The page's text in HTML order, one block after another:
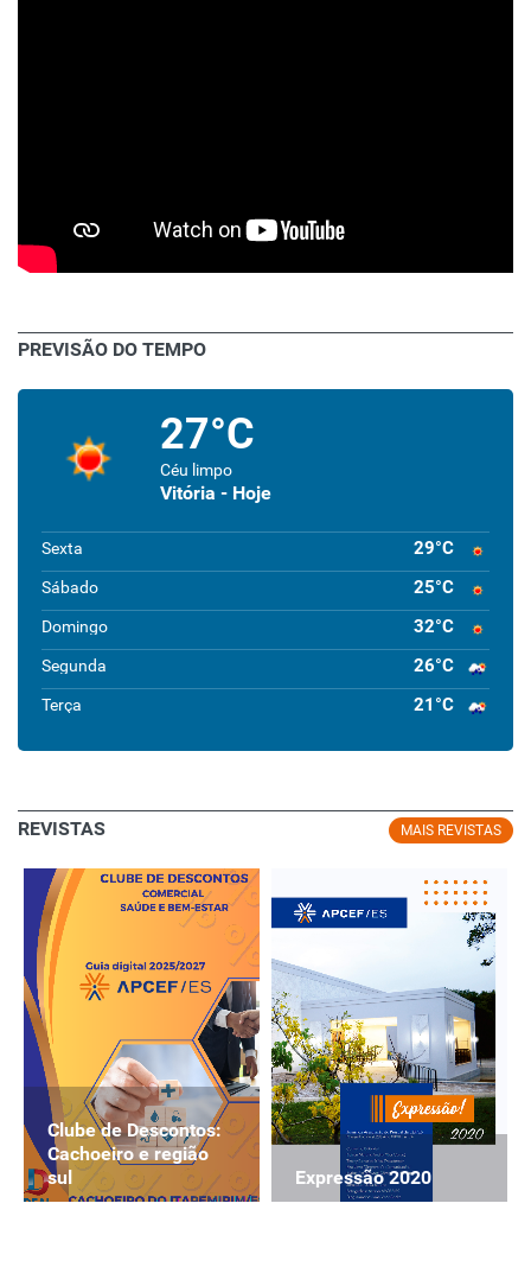
PREVISÃO DO TEMPO
27°C
Céu limpo
Vitória - Hoje
Sexta 29°C
Sábado 25°C
Domingo 32°C
Segunda 26°C
Terça 21°C
MAIS REVISTAS
REVISTAS
Clube de Descontos:
Cachoeiro e região
sul
Expressão 2020